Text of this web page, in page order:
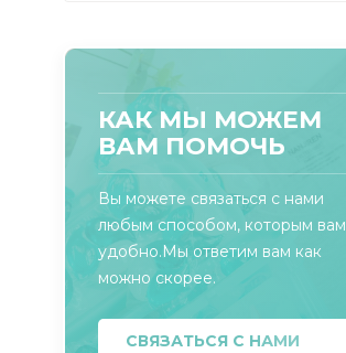
КАК МЫ МОЖЕМ
ВАМ ПОМОЧЬ
Вы можете связаться с нами
любым способом, которым вам
удобно.Мы ответим вам как
можно скорее.
СВЯЗАТЬСЯ С НАМИ